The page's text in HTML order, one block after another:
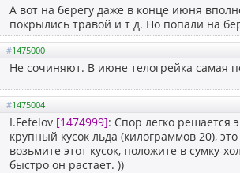
А вот на берегу даже в конце июня
покрылись травой и т д. Но попали на
#1475000
Не сочиняют. В июне телогрейка самая
#1475004
I.Fefelov [1474999]: Спор легко решается
крупный кусок льда (килограммов 20),
возьмите этот кусок, положите в сумку-
быстро он растает. ))